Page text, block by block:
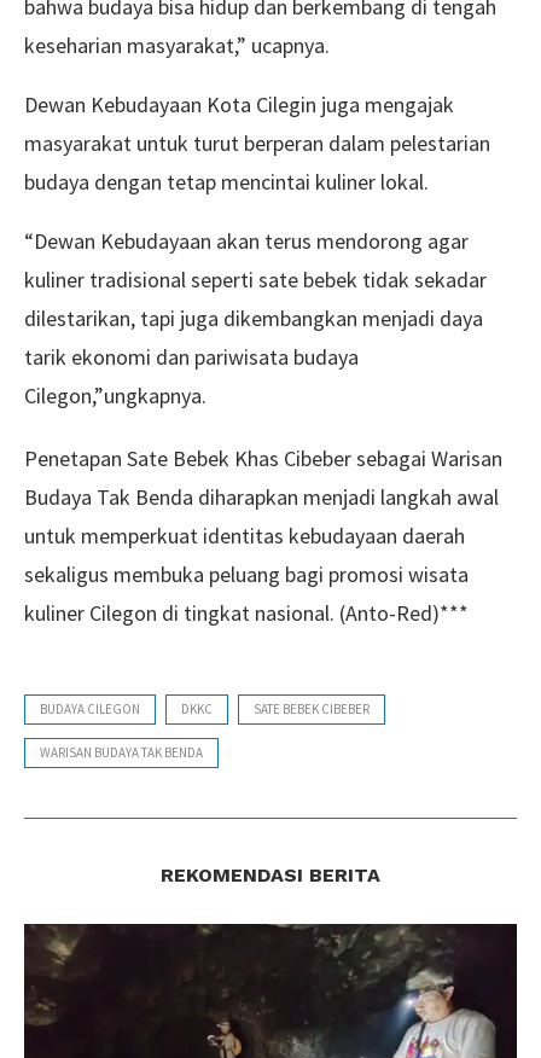
bahwa budaya bisa hidup dan berkembang di tengah
keseharian masyarakat,” ucapnya.
Dewan Kebudayaan Kota Cilegin juga mengajak
masyarakat untuk turut berperan dalam pelestarian
budaya dengan tetap mencintai kuliner lokal.
“Dewan Kebudayaan akan terus mendorong agar
kuliner tradisional seperti sate bebek tidak sekadar
dilestarikan, tapi juga dikembangkan menjadi daya
tarik ekonomi dan pariwisata budaya
Cilegon,”ungkapnya.
Penetapan Sate Bebek Khas Cibeber sebagai Warisan
Budaya Tak Benda diharapkan menjadi langkah awal
untuk memperkuat identitas kebudayaan daerah
sekaligus membuka peluang bagi promosi wisata
kuliner Cilegon di tingkat nasional. (Anto-Red)***
BUDAYA CILEGON DKKC SATE BEBEK CIBEBER
WARISAN BUDAYA TAK BENDA
REKOMENDASI BERITA